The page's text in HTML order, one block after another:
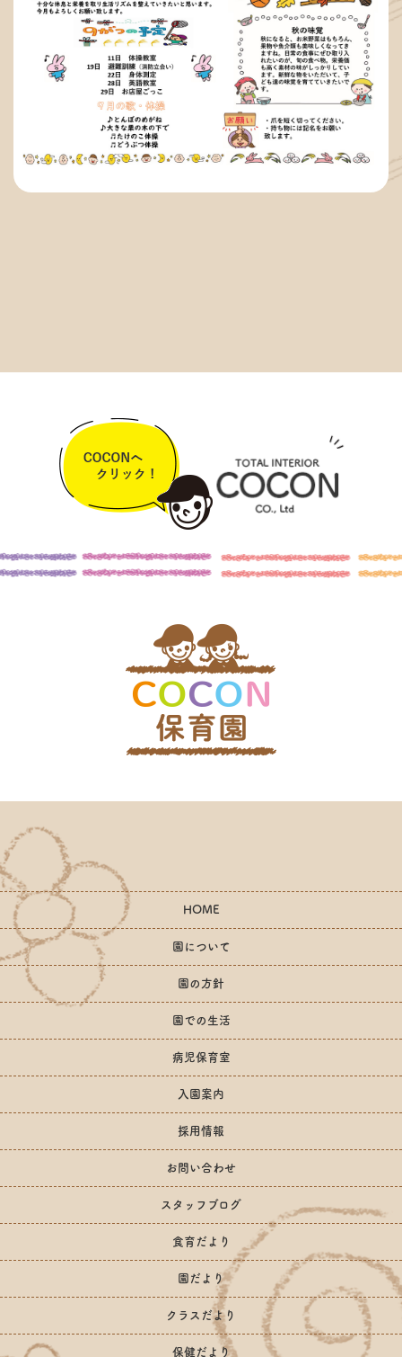
HOME
園について
園の方針
園での生活
病児保育室
入園案内
採用情報
お問い合わせ
スタッフブログ
食育だより
園だより
クラスだより
保健だより